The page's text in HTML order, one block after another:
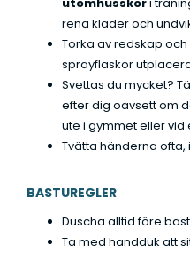
rena kläder och
Torka av redskap
sprayflaskor
Svettas du mycket?
efter dig oavsett om
ute i gymmet eller vid
Tvätta händerna ofta,
BASTUREGLER
Duscha alltid före
Ta med handduk att